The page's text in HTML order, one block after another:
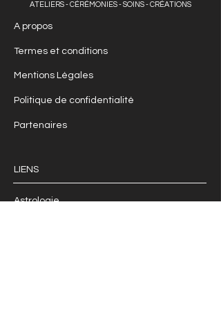
ATELIERS - CÉRÉMONIES - SOINS - CRÉATIONS
A propos
Termes et conditions
Mentions Légales
Politique de confidentialité
Partenaires
LIENS
Astrologie